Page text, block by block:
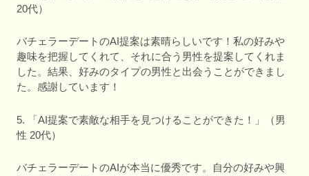
20代）
バチェラーデートのAI提案は素晴らしいです！私の好みや
趣味を把握してくれて、それに合う男性を提案してくれま
した。結果、好みのタイプの男性と出会うことができまし
た。感謝しています！
5. 「AI提案で素敵な相手を見つけることができた！」（男
性 20代）
バチェラーデートのAIが本当に優秀です。自分の好みや興